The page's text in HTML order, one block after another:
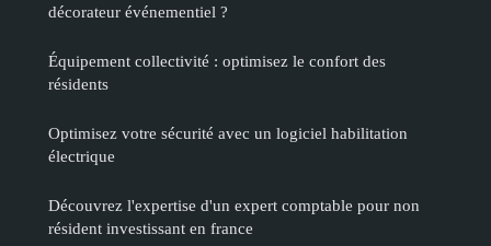
décorateur événementiel ?
Équipement collectivité : optimisez le confort des
résidents
Optimisez votre sécurité avec un logiciel habilitation
électrique
Découvrez l'expertise d'un expert comptable pour non
résident investissant en france